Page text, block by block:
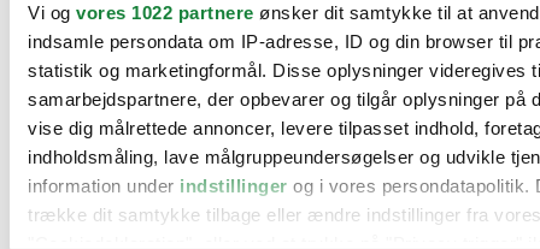
Vi og vores 1022 partnere ønsker dit samtykke til at
indsamle persondata om IP-adresse, ID og din browser til
statistik og marketingformål. Disse oplysninger videregives
samarbejdspartnere, der opbevarer og tilgår oplysninger på
vise dig målrettede annoncer, levere tilpasset indhold,
indholdsmåling, lave målgruppeundersøgelser og udvikle
information under indstillinger og i vores persondatapolitik.
trække dit samtykke tilbage eller ændre indstillinger fra
BMW
Citroën
Cupra
Dacia
Fiat
Ford
Hyundai
Mercedes
MG